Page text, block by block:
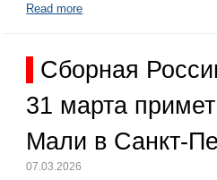
Read more
Сборная
31 марта
Мали в Санкт-
07.03.2026